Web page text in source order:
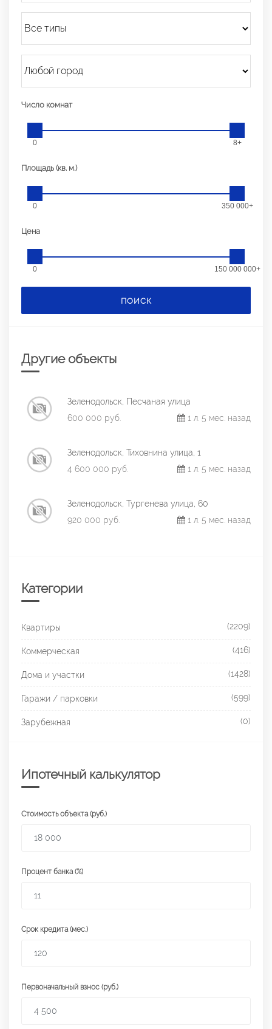
Число комнат
0 8+
Площадь (кв. м.)
0 350 000+
Цена
0 150 000 000+
ПОИСК
Другие объекты
Зеленодольск, Песчаная улица
600 000 руб.
1 л. 5 мес. назад
Зеленодольск, Тиховнина улица, 1
4 600 000 руб.
1 л. 5 мес. назад
Зеленодольск, Тургенева улица, 60
920 000 руб.
1 л. 5 мес. назад
Категории
Квартиры (2209)
Коммерческая (416)
Дома и участки (1428)
Гаражи / парковки (599)
Зарубежная (0)
Ипотечный калькулятор
Стоимость объекта (руб.)
Процент банка (%)
Срок кредита (мес.)
Первоначальный взнос (руб.)